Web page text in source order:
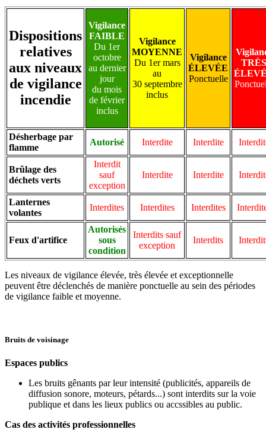
Dispositions
relatives
aux niveaux
de vigilance
incendie
Vigilance
FAIBLE
Du 1er
octobre
au dernier
jour
du mois
de février
inclus
Vigilance
MOYENNE
Du 1er mars
au
30 septembre
inclus
Vigilance
ÉLEVÉE
Ponctuelle
TRÈS
Désherbage par
flamme
Autorisé Interdite Interdite
Brûlage des
déchets verts
Interdit
sauf
exception
Interdite Interdite
Lanternes
volantes
Interdites Interdites Interdites
Feux d'artifice
Autorisés
sous
condition
Interdits sauf
exception
Interdits
Les niveaux de vigilance élevée, très élevée et exceptionnelle
peuvent être déclenchés de manière ponctuelle au sein des périodes
de vigilance faible et moyenne.
Bruits de voisinage
Espaces publics
Les bruits gênants par leur intensité (publicités, appareils de
diffusion sonore, moteurs, pétards...) sont interdits sur la voie
publique et dans les lieux publics ou accssibles au public.
Cas des activités professionnelles